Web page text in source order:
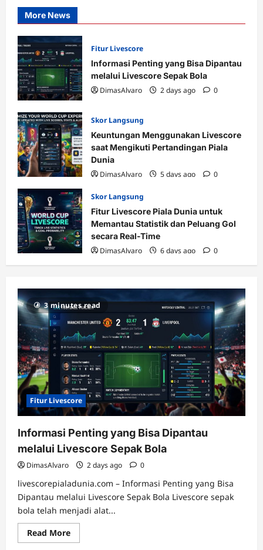
More News
Fitur Livescore
Informasi Penting yang Bisa Dipantau
melalui Livescore Sepak Bola
DimasAlvaro
2 days ago 0
Skor Langsung
Keuntungan Menggunakan Livescore
saat Mengikuti Pertandingan Piala
Dunia
DimasAlvaro
5 days ago 0
Skor Langsung
Fitur Livescore Piala Dunia untuk
Memantau Statistik dan Peluang Gol
secara Real-Time
DimasAlvaro
6 days ago 0
3 minutes read
Fitur Livescore
Informasi Penting yang Bisa Dipantau
melalui Livescore Sepak Bola
DimasAlvaro 2 days ago 0
livescorepialadunia.com – Informasi Penting yang Bisa
Dipantau melalui Livescore Sepak Bola Livescore sepak
bola telah menjadi alat...
Read MoreRead
more